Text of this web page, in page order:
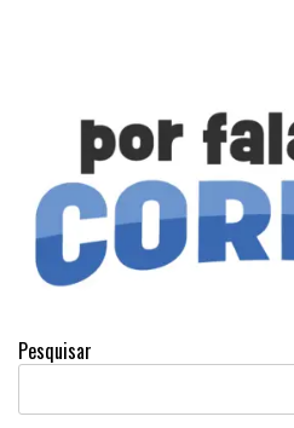
Pesquisar